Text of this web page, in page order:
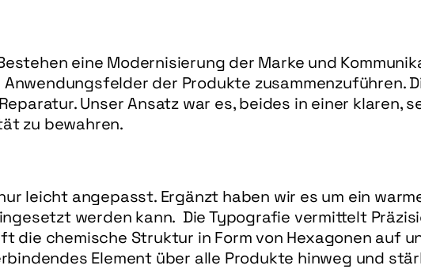
eine Modernisierung der Marke und
der Produkte zusammenzuführen.
Unser Ansatz war es, beides in einer klaren,
zu bewahren.
leicht angepasst. Ergänzt haben wir es um ein
werden kann.  Die Typografie vermittelt
die chemische Struktur in Form von Hexagonen auf
Element über alle Produkte hinweg und